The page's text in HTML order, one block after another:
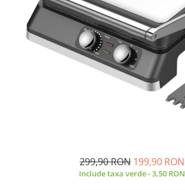
Robot de bucătărie
Sandwich maker
Fier de călcat
Dispozitive smart home
299,90 RON 199,90 RON
Include taxa verde - 3,50 RON